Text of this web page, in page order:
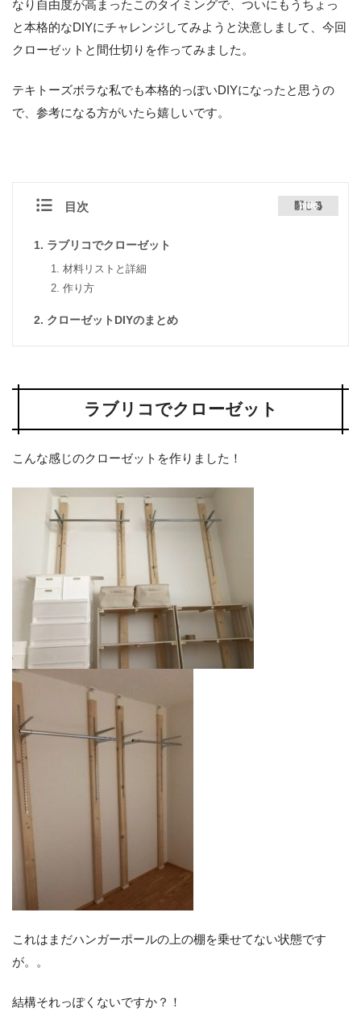
なり自由度が高まったこのタイミングで、ついにもうちょっ
と本格的なDIYにチャレンジしてみようと決意しまして、今回
クローゼットと間仕切りを作ってみました。
テキトーズボラな私でも本格的っぽいDIYになったと思うの
で、参考になる方がいたら嬉しいです。
目次 閉じる
[hide]
ラブリコでクローゼット
材料リストと詳細
作り方
クローゼットDIYのまとめ
ラブリコでクローゼット
こんな感じのクローゼットを作りました！
これはまだハンガーポールの上の棚を乗せてない状態です
が。。
結構それっぽくないですか？！